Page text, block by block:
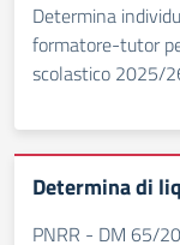
Determina
formatore-tutor
scolastico 2025/
Determina di
PNRR - DM 65/